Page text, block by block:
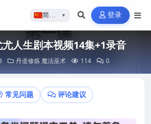
简体…▼ 登录
人生剧本视频14集+1录音
丹道修炼 魔法巫术 114 0
常见问题 评论建议